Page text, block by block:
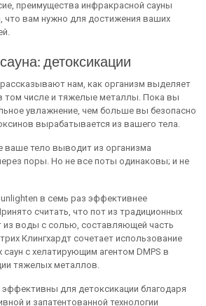
преимущества инфракрасной сауны
что вам нужно для достижения ваших
детоксикации
нам, как организм выделяет
том числе и тяжелые металлы. Пока вы
увлажнение, чем больше вы безопасно
вырабатывается из вашего тела.
ваше тело выводит из организма
поры. Но не все поты одинаковы; и не
в семь раз эффективнее
считать, что пот из традиционных
из воды с солью, составляющей часть
Клингхардт сочетает использование
с хелатирующим агентом DMPS в
тяжелых металлов.
для детоксикации благодаря
и запатентованной технологии